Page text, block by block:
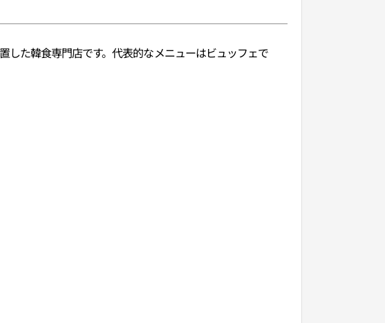
した韓食専門店です。代表的なメニューはビュッフェで